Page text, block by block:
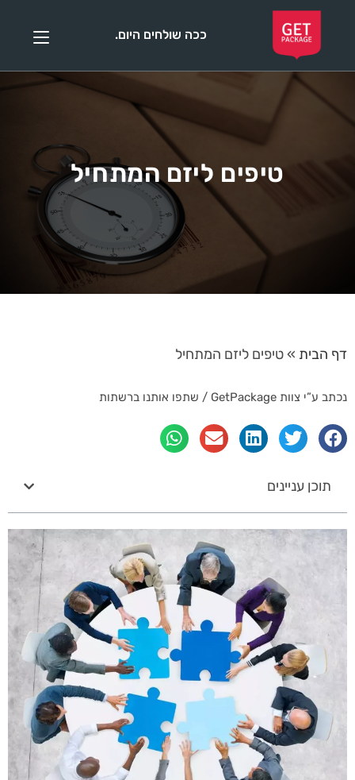
ככה שולחים היום.
טיפים ליזם המתחיל
דף הבית »טיפים ליזם המתחיל
נכתב ע”י צוות GetPackage / שתפו אותנו ברשתות
תוכן עניינים